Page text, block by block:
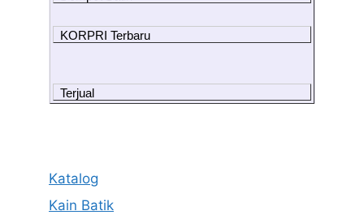
KORPRI Terbaru
Terjual
Katalog
Kain Batik